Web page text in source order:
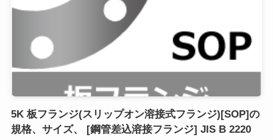
5K 板フランジ(スリップオン溶接式フランジ)[SOP]の
規格、サイズ、 [鋼管差込溶接フランジ] JIS B 2220